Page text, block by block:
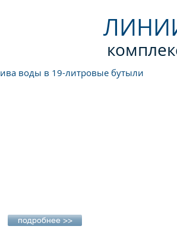
воды в 19-литровые бутыли
подробнее >>